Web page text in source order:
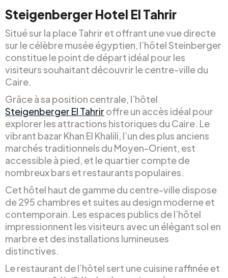
Steigenberger Hotel El Tahrir
Situé sur la place Tahrir et offrant une vue directe
sur le célèbre musée égyptien, l’hôtel Steinberger
constitue le point de départ idéal pour les
visiteurs souhaitant découvrir le centre-ville du
Caire.
Grâce à sa position centrale, l’hôtel
Steigenberger El Tahrir offre un accès idéal pour
explorer les attractions historiques du Caire. Le
vibrant bazar Khan El Khalili, l’un des plus anciens
marchés traditionnels du Moyen-Orient, est
accessible à pied, et le quartier compte de
nombreux bars et restaurants populaires.
Cet hôtel haut de gamme du centre-ville dispose
de 295 chambres et suites au design moderne et
contemporain. Les espaces publics de l’hôtel
impressionnent les visiteurs avec un élégant sol en
marbre et des installations lumineuses
distinctives.
Le restaurant de l’hôtel sert une cuisine raffinée et